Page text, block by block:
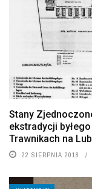
Stany
ekstradycji
Trawnikach na
22 SIERPNIA 2018